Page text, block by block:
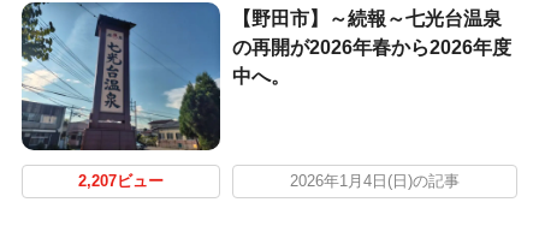
【野田市】～続報～七光台温泉
の再開が2026年春から2026年度
中へ。
2,207ビュー 2026年1月4日(日)の記事